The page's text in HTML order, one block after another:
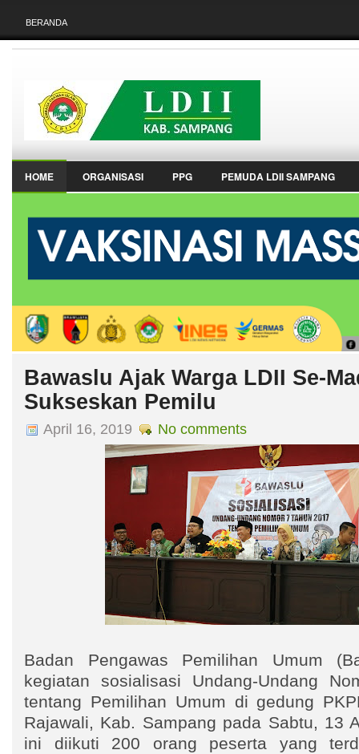
BERANDA
HOME ORGANISASI PPG PEMUDA LDII SAMPANG
Bawaslu Ajak Warga LDII Se-
Sukseskan Pemilu
April 16, 2019 No comments
Badan Pengawas Pemilihan Umum
kegiatan sosialisasi Undang-Undang
tentang Pemilihan Umum di gedung
Rajawali, Kab. Sampang pada Sabtu, 13
ini diikuti 200 orang peserta yang